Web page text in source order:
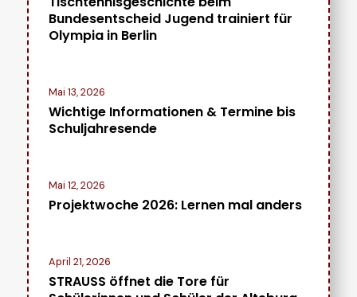
Bundesentscheid Jugend trainiert für
Olympia in Berlin
Mai 13, 2026
Wichtige Informationen & Termine bis
Schuljahresende
Mai 12, 2026
Projektwoche 2026: Lernen mal anders
April 21, 2026
STRAUSS öffnet die Tore für